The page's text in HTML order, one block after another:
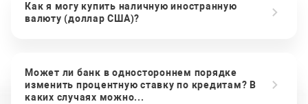
Как я могу купить наличную иностранную
валюту (доллар США)?
Может ли банк в одностороннем порядке
изменить процентную ставку по кредитам? В
каких случаях можно...